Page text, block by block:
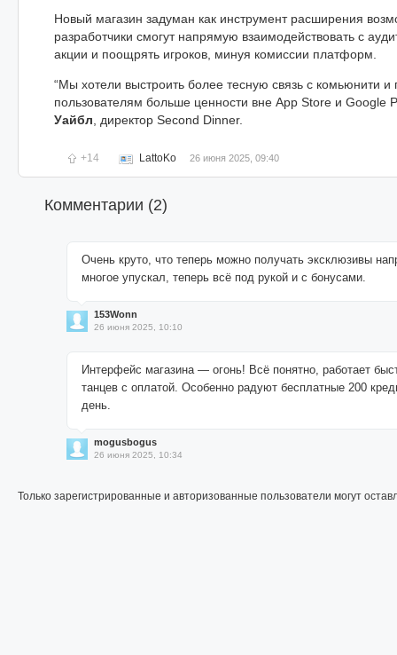
Новый магазин задуман как инструмент расширения
разработчики смогут напрямую взаимодействовать с
акции и поощрять игроков, минуя комиссии платформ.
“Мы хотели выстроить более тесную связь с комьюнити и
пользователям больше ценности вне App Store и Google
Уайбл , директор Second Dinner.
+14 LattoKo 26 июня 2025, 09:40
Комментарии (2)
Очень круто, что теперь можно получать эксклюзивы
многое упускал, теперь всё под рукой и с бонусами.
153Wonn
26 июня 2025, 10:10
Интерфейс магазина — огонь! Всё понятно, работает
танцев с оплатой. Особенно радуют бесплатные 200
день.
mogusbogus
26 июня 2025, 10:34
Только зарегистрированные и авторизованные пользователи могут